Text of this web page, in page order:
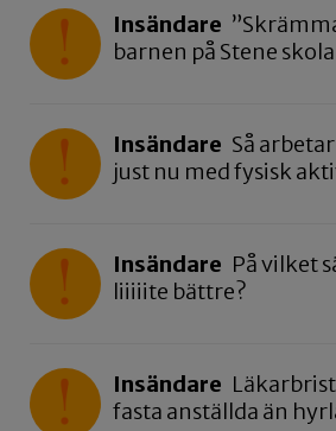
Insändare
barnen på Stene
Insändare Så
just nu med fysisk
Insändare På vilket
liiiiite bättre?
Insändare
fasta anställda än